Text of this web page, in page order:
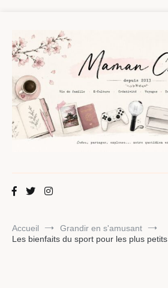
contenu
Maman Chou
Accueil
Grandir en s'amusant
Les bienfaits du sport pour les plus petits